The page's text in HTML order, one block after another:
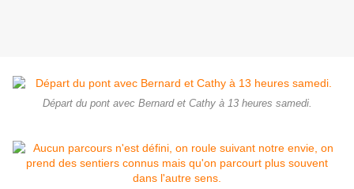
Départ du pont avec Bernard et Cathy à 13 heures samedi.